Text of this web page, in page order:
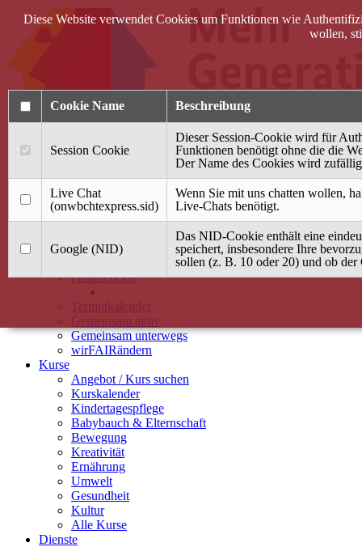
Anmelden
Startseite
Treffpunkt Jung & Alt
40 Jahre Mütterzentrum
Familiencafé
Terminkalender
Gemeinsam aktiv
Gemeinsam unterwegs
wirFAIRändern
Kurse
Angebot / Kurs suchen
Kurskalender
Kindertagespflege
Babybauch & Elternschaft
Bewegung
Kreativität
Ernährung
Umwelt
Gesundheit
Kultur
Alle Kurse
Dienste
Diese Website verwendet Cookies um Funktionen wie
wollen,
Cookie Name Beschreibung
Session Cookie
Dieser Session-Cookie wird für
Funktionen benötigt ohne die die
Der Name des Cookies wird
Live Chat
(onwbchtexpress.sid)
Wenn Sie mit uns chatten wollen,
Live-Chats benötigt.
Google (NID)
Das NID-Cookie enthält eine
speichert, insbesondere Ihre
sollen (z. B. 10 oder 20) und ob